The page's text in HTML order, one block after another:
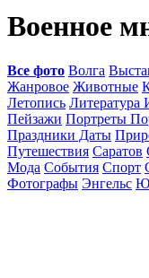
Военное
Все фото Волга
Жанровое Животные
Летопись Литература
Пейзажи Портреты
Праздники Даты
Путешествия Саратов
Мода События Спорт
Фотографы Энгельс